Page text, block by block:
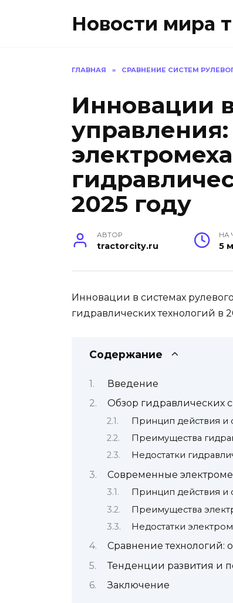
Новости мира
ГЛАВНАЯ » СРАВНЕНИЕ СИСТЕМ
Инновации
2025 году
АВТОР
tractorcity.ru
НА
5
Инновации в системах
гидравлических технологий в
Содержание
Введение
Обзор гидравлических
Принцип действия и
Преимущества
Недостатки
Современные
Принцип действия и
Преимущества
Недостатки
Сравнение технологий:
Тенденции развития и
Заключение